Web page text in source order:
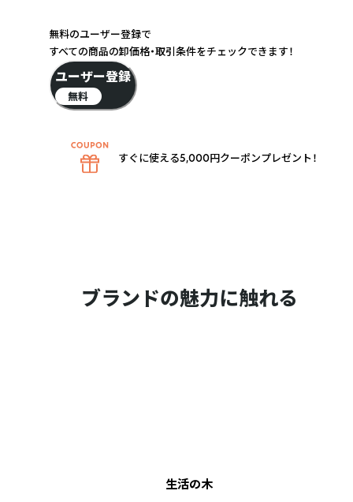
ブランドの魅力に触れる
生活の木
無料のユーザー登録で
すべての商品の卸価格・取引条件をチェックできます！
ユーザー登録
無料
すぐに使える5,000円クーポンプレゼント！